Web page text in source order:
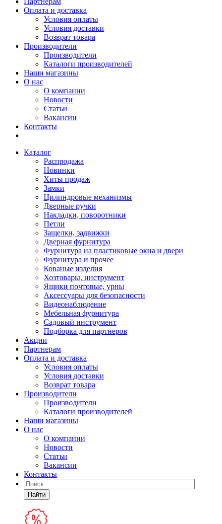
Оплата и доставка
Условия оплаты
Условия доставки
Возврат товара
Производители
Производители
Каталоги производителей
Наши магазины
О нас
О компании
Новости
Статьи
Вакансии
Контакты
Каталог
Распродажа
Новинки
Хиты продаж
Замки
Цилиндровые механизмы
Дверные ручки
Накладки, поворотники
Петли
Защелки, задвижки
Дверная фурнитура
Фурнитура на пластиковые окна и двери
Фурнитура и прочее
Кованые изделия
Хозтовары, инструмент
Ящики почтовые, урны
Аксессуары для безопасности
Видеонаблюдение
Мебельная фурнитура
Садовый инструмент
Подборка для партнеров
Акции
Партнерам
Оплата и доставка
Условия оплаты
Условия доставки
Возврат товара
Производители
Производители
Каталоги производителей
Наши магазины
О нас
О компании
Новости
Статьи
Вакансии
Контакты
Найти